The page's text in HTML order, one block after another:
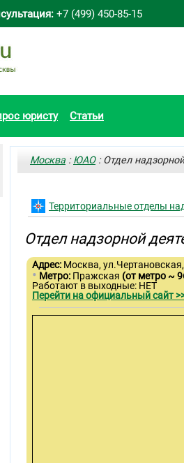
+7 (499) 450-85-15
юристу Статьи
Москва :ЮАО: Отдел
Территориальные отделы
Отдел надзорной
Адрес: Москва,
• Метро: Пражская (от метро ~
Работают в выходные: НЕТ
Перейти на официальный сайт